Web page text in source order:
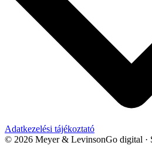
Adatkezelési tájékoztató
© 2026 Meyer & LevinsonGo digital ·